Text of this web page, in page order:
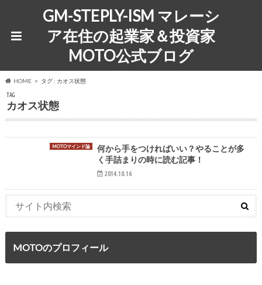
GM-STEPLY-ISM マレーシ
ア在住の起業家＆投資家
MOTO公式ブログ
HOME タグ : カオス状態
TAG
カオス状態
MOTOマインド論
何から手をつければいい？やることが多
く手詰まりの時に読む記事！
2014.10.16
MOTOのプロフィール